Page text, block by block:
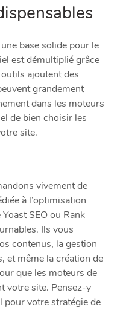
base solide pour le
est démultiplié grâce
ajoutent des
grandement
dans les moteurs
de bien choisir les
site.
vivement de
à l’optimisation
SEO ou Rank
Ils vous
contenus, la gestion
et même la création de
que les moteurs de
votre site. Pensez-y
pour votre stratégie de